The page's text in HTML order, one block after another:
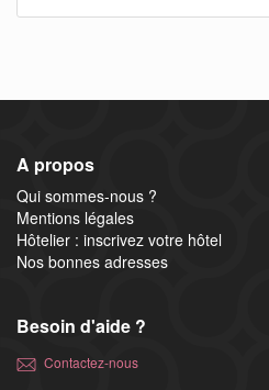
A propos
Qui sommes-nous ?
Mentions légales
Hôtelier : inscrivez votre hôtel
Nos bonnes adresses
Besoin d'aide ?
Contactez-nous